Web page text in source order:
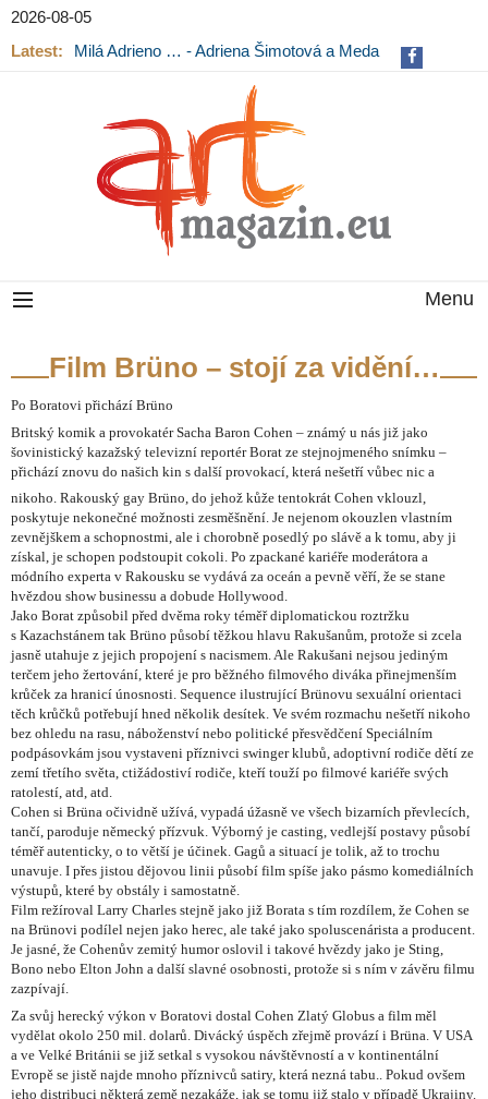
2026-08-05
Latest:
Milá Adrieno … - Adriena Šimotová a Meda
Menu
Film Brüno – stojí za vidění…
Po Boratovi přichází Brüno
Britský komik a provokatér Sacha Baron Cohen – známý u nás již jako
šovinistický kazažský televizní reportér Borat ze stejnojmeného snímku –
přichází znovu do našich kin s další provokací, která nešetří vůbec nic a
nikoho. Rakouský gay Brüno, do jehož kůže tentokrát Cohen vklouzl,
poskytuje nekonečné možnosti zesměšnění. Je nejenom okouzlen vlastním
zevnějškem a schopnostmi, ale i chorobně posedlý po slávě a k tomu, aby ji
získal, je schopen podstoupit cokoli. Po zpackané kariéře moderátora a
módního experta v Rakousku se vydává za oceán a pevně věří, že se stane
hvězdou show businessu a dobude Hollywood.
Jako Borat způsobil před dvěma roky téměř diplomatickou roztržku
s Kazachstánem tak Brüno působí těžkou hlavu Rakušanům, protože si zcela
jasně utahuje z jejich propojení s nacismem. Ale Rakušani nejsou jediným
terčem jeho žertování, které je pro běžného filmového diváka přinejmenším
krůček za hranicí únosnosti. Sequence ilustrující Brünovu sexuální orientaci
těch krůčků potřebují hned několik desítek. Ve svém rozmachu nešetří nikoho
bez ohledu na rasu, náboženství nebo politické přesvědčení Speciálním
podpásovkám jsou vystaveni příznivci swinger klubů, adoptivní rodiče dětí ze
zemí třetího světa, ctižádostiví rodiče, kteří touží po filmové kariéře svých
ratolestí, atd, atd.
Cohen si Brüna očividně užívá, vypadá úžasně ve všech bizarních převlecích,
tančí, paroduje německý přízvuk. Výborný je casting, vedlejší postavy působí
téměř autenticky, o to větší je účinek. Gagů a situací je tolik, až to trochu
unavuje. I přes jistou dějovou linii působí film spíše jako pásmo komediálních
výstupů, které by obstály i samostatně.
Film režíroval Larry Charles stejně jako již Borata s tím rozdílem, že Cohen se
na Brünovi podílel nejen jako herec, ale také jako spoluscenárista a producent.
Je jasné, že Cohenův zemitý humor oslovil i takové hvězdy jako je Sting,
Bono nebo Elton John a další slavné osobnosti, protože si s ním v závěru filmu
zazpívají.
Za svůj herecký výkon v Boratovi dostal Cohen Zlatý Globus a film měl
vydělat okolo 250 mil. dolarů. Divácký úspěch zřejmě provází i Brüna. V USA
a ve Velké Británii se již setkal s vysokou návštěvností a v kontinentální
Evropě se jistě najde mnoho příznivců satiry, která nezná tabu.. Pokud ovšem
jeho distribuci některá země nezakáže, jak se tomu již stalo v případě Ukrajiny.